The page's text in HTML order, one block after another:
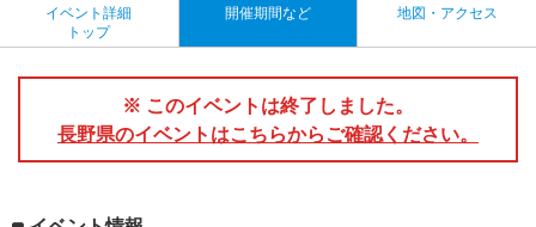
イベント詳細
トップ
開催期間など 地図・アクセス
※ このイベントは終了しました。
長野県のイベントはこちらからご確認ください。